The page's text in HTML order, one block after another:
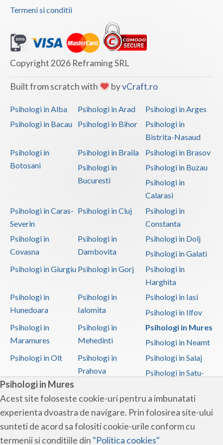
Psihologi in Mures
Acest site foloseste cookie-uri pentru a imbunatati
experienta dvoastra de navigare. Prin folosirea site-ului
sunteti de acord sa folositi cookie-urile conform cu
termenii si conditiile din "Politica cookies"
Vaslui
Vrancea
Termeni si conditii
Copyright 2026 Reframing SRL
Built from scratch with byvCraft.ro
Psihologi in Alba Psihologi in Arad
Psihologi in Arges
Psihologi in Bacau
Psihologi in Bihor
Psihologi in
Bistrita-Nasaud
Psihologi in
Botosani
Psihologi in Braila
Psihologi in Brasov
Psihologi in
Bucuresti
Psihologi in Buzau
Psihologi in
Calarasi
Psihologi in Caras-
Severin
Psihologi in Cluj
Psihologi in
Constanta
Psihologi in
Covasna
Psihologi in
Dambovita
Psihologi in Dolj
Psihologi in Galati
Psihologi in Giurgiu Psihologi in Gorj
Psihologi in
Harghita
Psihologi in
Hunedoara
Psihologi in
Ialomita
Psihologi in Iasi
Psihologi in Ilfov
Psihologi in
Maramures
Psihologi in
Mehedinti
Psihologi in Mures
Psihologi in Neamt
Psihologi in Olt
Psihologi in
Prahova
Psihologi in Salaj
Psihologi in Satu-
Psihologi in Sibiu
Psihologi in
Suceava
Psihologi in
Teleorman
Psihologi in Timis
Psihologi in Tulcea Psihologi in Valcea